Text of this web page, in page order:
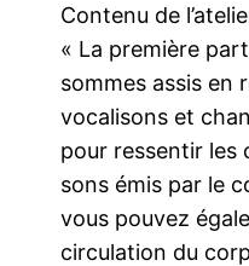
Contenu de
« La première
sommes assis en
vocalisons et
pour ressentir les
sons émis par le
vous pouvez
circulation du